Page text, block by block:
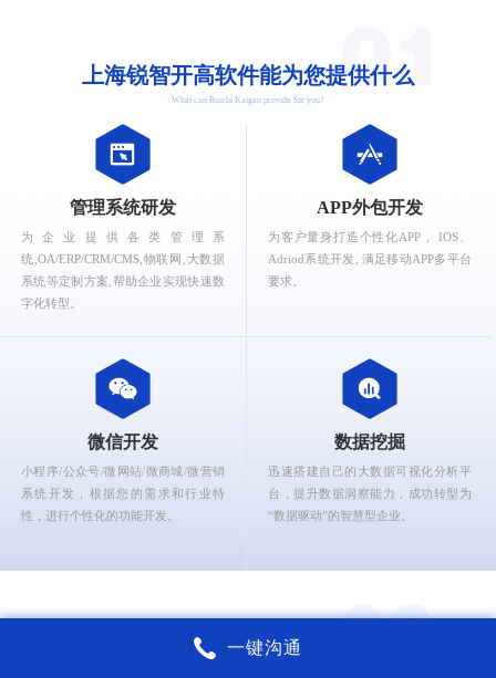
上海锐智开高软件能为您提供什么
What can Ruizhi Kaigao provide for you?
管理系统研发
为企业提供各类管理系
统,OA/ERP/CRM/CMS,物联网,大数据
系统等定制方案,帮助企业实现快速数
字化转型。
APP外包开发
为客户量身打造个性化APP， IOS、
Adriod系统开发, 满足移动APP多平台
要求。
微信开发
小程序/公众号/微网站/微商城/微营销
系统开发，根据您的需求和行业特
性，进行个性化的功能开发。
数据挖掘
迅速搭建自己的大数据可视化分析平
台，提升数据洞察能力，成功转型为
“数据驱动”的智慧型企业。
上海锐智开高软件核心能力
一键沟通